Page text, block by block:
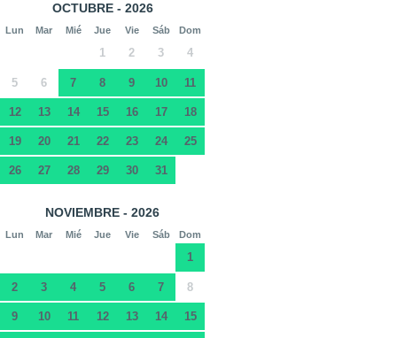
OCTUBRE - 2026
Lun Mar Mié Jue Vie Sáb Dom
1 2 3 4
5 6 7 8 9 10 11
12 13 14 15 16 17 18
19 20 21 22 23 24 25
26 27 28 29 30 31
NOVIEMBRE - 2026
Lun Mar Mié Jue Vie Sáb Dom
1
2 3 4 5 6 7 8
9 10 11 12 13 14 15